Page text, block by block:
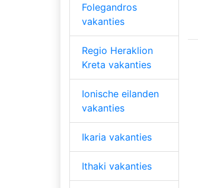
Folegandros
vakanties
Regio Heraklion
Kreta vakanties
Ionische eilanden
vakanties
Ikaria vakanties
Ithaki vakanties